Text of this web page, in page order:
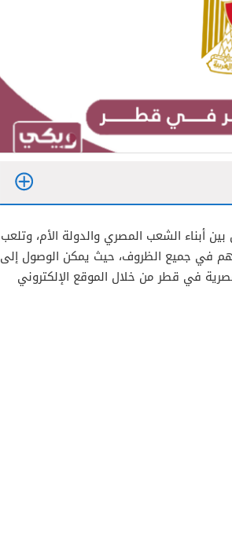
أبناء الشعب المصري والدولة الأم، وتلعب
في جميع الظروف، حيث يمكن الوصول إلى
في قطر من خلال الموقع الإلكتروني